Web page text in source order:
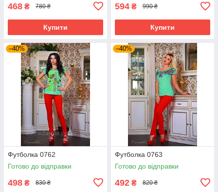
468 ₴ 780 ₴
Купити
594 ₴ 990 ₴
Купити
–40%
Футболка 0762
Готово до відправки
498 ₴ 830 ₴
–40%
Футболка 0763
Готово до відправки
492 ₴ 820 ₴